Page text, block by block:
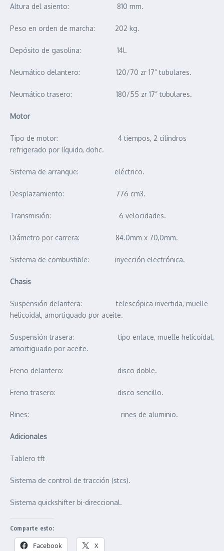
Altura del asiento: 810 mm.
Peso en orden de marcha: 202 kg.
Depósito de gasolina: 14l.
Neumático delantero: 120/70 zr 17” tubulares.
Neumático trasero: 180/55 zr 17” tubulares.
Motor
Tipo de motor: 4 tiempos, 2 cilindros
refrigerado por líquido, dohc.
Sistema de arranque: eléctrico.
Desplazamiento: 776 cm3.
Transmisión: 6 velocidades.
Diámetro por carrera: 84.0mm x 70,0mm.
Sistema de combustible: inyección electrónica.
Chasis
Suspensión delantera: telescópica invertida, muelle
helicoidal, amortiguado por aceite.
Suspensión trasera: tipo enlace, muelle helicoidal,
amortiguado por aceite.
Freno delantero: disco doble.
Freno trasero: disco sencillo.
Rines: rines de aluminio.
Adicionales
Tablero tft
Sistema de control de tracción (stcs).
Sistema quickshifter bi-direccional.
Comparte esto:
Facebook X